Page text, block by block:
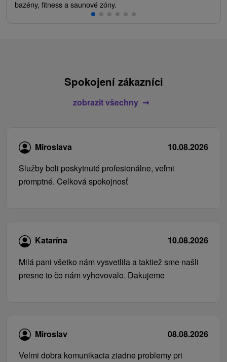
bazény, fitness a saunové zóny.
Spokojení zákazníci
zobrazit všechny
Miroslava
10.08.2026
Služby boli poskytnuté profesionálne, veľmi
promptné. Celková spokojnosť
Katarína
10.08.2026
Milá pani všetko nám vysvetlila a taktiež sme našli
presne to čo nám vyhovovalo. Dakujeme
Miroslav
08.08.2026
Velmi dobra komunikacia ziadne problemy pri